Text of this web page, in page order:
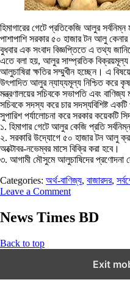
হিমাগারের গেটে প্রতিকেজি আলুর সর্বনিম্ন
পাশাপাশি সরকার ৫০ হাজার টন আলু কেনার
বুধবার এক সংবাদ বিজ্ঞপ্তিতে এ তথ্য
এতে বলা হয়, আলুর সাম্প্রতিক বিক্রয়মূল্য
আলুচাষিরা ক্ষতির সম্মুখীন হচ্ছেন। এ
উৎপাদিত আলুর ন্যায্যমূল্য নিশ্চিত করে
মন্ত্রণালয়ের সচিবকে সভাপতি এবং বাণিজ্য
সচিবকে সদস্য করে চার সদস্যবিশিষ্ট
সুপারিশ পর্যালোচনা করে সরকার কয়েকটি
১. হিমাগার গেটে আলুর কেজি প্রতি
২. সরকারি উদ্যোগে ৫০ হাজার টন আলু
অক্টোবর-নভেম্বর মাসে বিক্রি করা হবে।
৩. আগামী মৌসুমে আলুচাষিদের প্রণোদনা
Categories: অর্থ-বাণিজ্য, বাজারদর,
Leave a Comment
News Times BD
Back to top
Exit